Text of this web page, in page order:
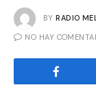
BY RADIO
NO HAY